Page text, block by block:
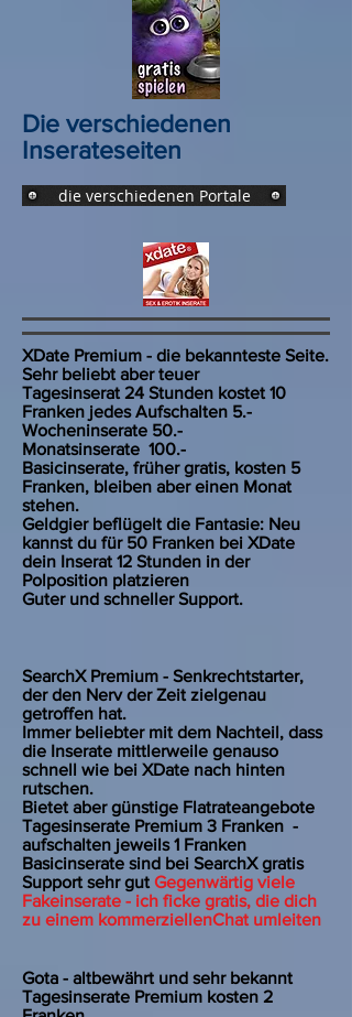
Die verschiedenen
Inserateseiten
die verschiedenen Portale
XDate Premium - die bekannteste Seite.
Sehr beliebt aber teuer
Tagesinserat 24 Stunden kostet 10
Franken jedes Aufschalten 5.-
Wocheninserate 50.-
Monatsinserate 100.-
Basicinserate, früher gratis, kosten 5
Franken, bleiben aber einen Monat
stehen.
Geldgier beflügelt die Fantasie: Neu
kannst du für 50 Franken bei XDate
dein Inserat 12 Stunden in der
Polposition platzieren
Guter und schneller Support.
SearchX Premium - Senkrechtstarter,
der den Nerv der Zeit zielgenau
getroffen hat.
Immer beliebter mit dem Nachteil, dass
die Inserate mittlerweile genauso
schnell wie bei XDate nach hinten
rutschen.
Bietet aber günstige Flatrateangebote
Tagesinserate Premium 3 Franken -
aufschalten jeweils 1 Franken
Basicinserate sind bei SearchX gratis
Support sehr gut Gegenwärtig viele
Fakeinserate - ich ficke gratis, die dich
zu einem kommerziellenChat umleiten
Gota - altbewährt und sehr bekannt
Tagesinserate Premium kosten 2